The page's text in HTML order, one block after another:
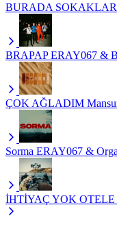
BURADA SOKAKLAR
BRAPAP ERAY067 &
ÇOK AĞLADIM
Sorma ERAY067 &
İHTİYAÇ YOK OTELE